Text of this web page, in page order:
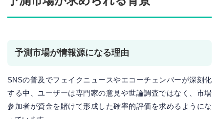
予測市場が情報源になる理由
SNSの普及でフェイクニュースやエコーチェンバーが深刻化
する中、ユーザーは専門家の意見や世論調査ではなく、市場
参加者が資金を賭けて形成した確率的評価を求めるようにな